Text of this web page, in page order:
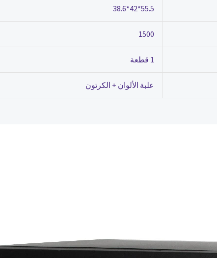
55.5*42*38.6
1500
1 قطعة
علبة الألوان + الكرتون